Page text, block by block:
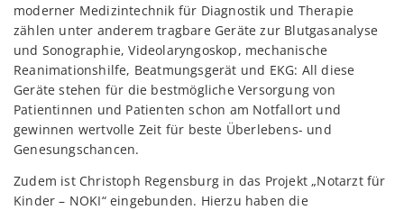
moderner Medizintechnik für Diagnostik und Therapie
zählen unter anderem tragbare Geräte zur Blutgasanalyse
und Sonographie, Videolaryngoskop, mechanische
Reanimationshilfe, Beatmungsgerät und EKG: All diese
Geräte stehen für die bestmögliche Versorgung von
Patientinnen und Patienten schon am Notfallort und
gewinnen wertvolle Zeit für beste Überlebens- und
Genesungschancen.
Zudem ist Christoph Regensburg in das Projekt „Notarzt für
Kinder – NOKI“ eingebunden. Hierzu haben die